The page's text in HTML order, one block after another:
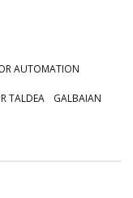
AUTOMATION
TALDEA GALBAIAN